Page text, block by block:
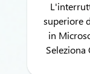
superiore
in